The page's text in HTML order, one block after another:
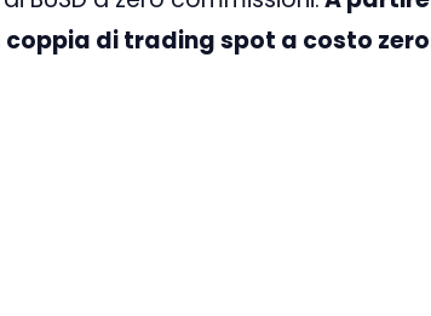
coppia di trading spot a costo